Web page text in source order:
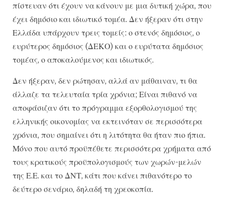
πίστευαν ότι έχουν να κάνουν με μια δυτική χώρα, που
έχει δημόσιο και ιδιωτικό τομέα. Δεν ήξεραν ότι στην
Ελλάδα υπάρχουν τρεις τομείς: ο στενός δημόσιος, ο
ευρύτερος δημόσιος (ΔΕΚΟ) και ο ευρύτατα δημόσιος
τομέας, ο αποκαλούμενος και ιδιωτικός.
Δεν ήξεραν, δεν ρώτησαν, αλλά αν μάθαιναν, τι θα
άλλαζε τα τελευταία τρία χρόνια; Είναι πιθανό να
αποφάσιζαν ότι το πρόγραμμα εξορθολογισμού της
ελληνικής οικονομίας να εκτεινόταν σε περισσότερα
χρόνια, που σημαίνει ότι η λιτότητα θα ήταν πιο ήπια.
Μόνο που αυτό προϋπέθετε περισσότερα χρήματα από
τους κρατικούς προϋπολογισμούς των χωρών-μελών
της Ε.Ε. και το ΔΝΤ, κάτι που κάνει πιθανότερο το
δεύτερο σενάριο, δηλαδή τη χρεοκοπία.